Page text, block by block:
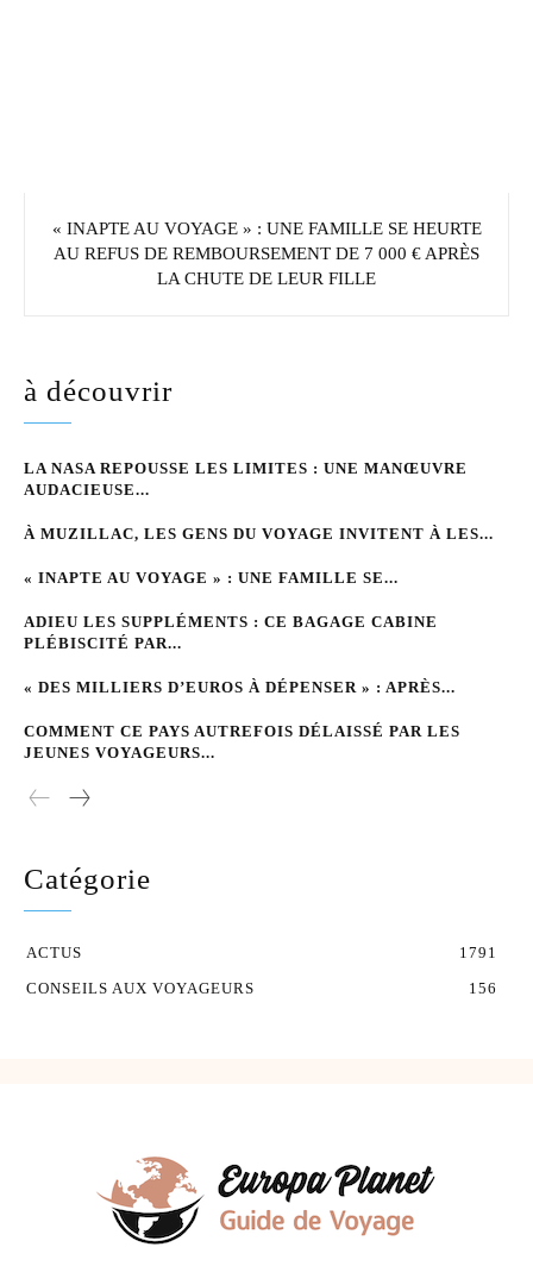
« INAPTE AU VOYAGE » : UNE FAMILLE SE HEURTE
AU REFUS DE REMBOURSEMENT DE 7 000 € APRÈS
LA CHUTE DE LEUR FILLE
à découvrir
LA NASA REPOUSSE LES LIMITES : UNE MANŒUVRE
AUDACIEUSE...
À MUZILLAC, LES GENS DU VOYAGE INVITENT À LES...
« INAPTE AU VOYAGE » : UNE FAMILLE SE...
ADIEU LES SUPPLÉMENTS : CE BAGAGE CABINE
PLÉBISCITÉ PAR...
« DES MILLIERS D’EUROS À DÉPENSER » : APRÈS...
COMMENT CE PAYS AUTREFOIS DÉLAISSÉ PAR LES
JEUNES VOYAGEURS...
Catégorie
ACTUS
1791
CONSEILS AUX VOYAGEURS
156